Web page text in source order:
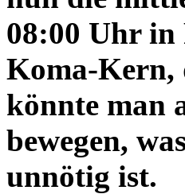
08:00 Uhr in
Koma-Kern,
könnte man
bewegen,
unnötig